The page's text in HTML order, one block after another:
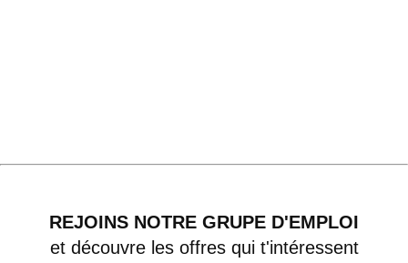
REJOINS NOTRE GRUPE D'EMPLOI
et découvre les offres qui t'intéressent